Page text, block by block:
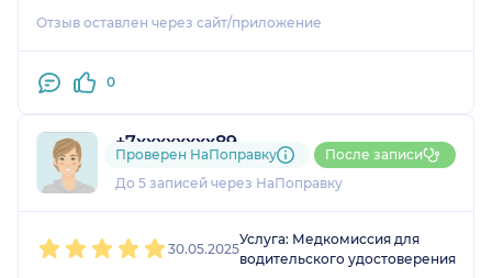
Отзыв оставлен через сайт/приложение
0
+7xxxxxxxx89
1 отзыв
До 5 записей через НаПоправку
Проверен НаПоправку После записи
30.05.2025
Услуга: Медкомиссия для
водительского удостоверения